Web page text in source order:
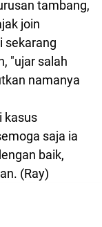
tambang,
join
sekarang
"ujar salah
namanya
kasus
saja ia
baik,
(Ray)